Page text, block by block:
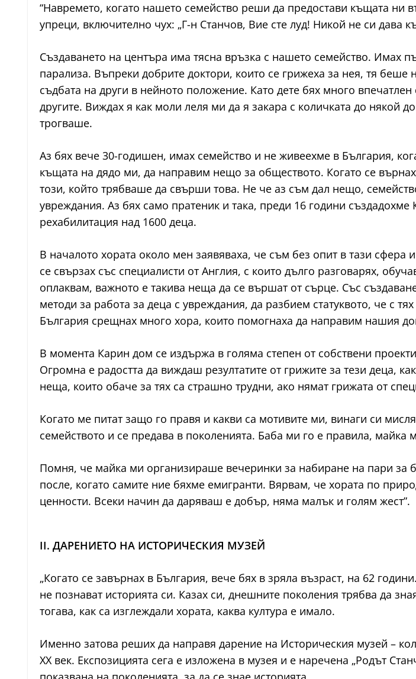
“Навремето, когато нашето семейство реши да предостави къщата ни
упреци, включително чух: „Г-н Станчов, Вие сте луд! Никой не си дава
Създаването на центъра има тясна връзка с нашето семейство. Имах
парализа. Въпреки добрите доктори, които се грижеха за нея, тя
съдбата на други в нейното положение. Като дете бях много
другите. Виждах я как моли леля ми да я закара с количката до
трогваше.
Аз бях вече 30-годишен, имах семейство и не живеехме в България,
къщата на дядо ми, да направим нещо за обществото. Когато се
този, който трябваше да свърши това. Не че аз съм дал нещо,
увреждания. Аз бях само пратеник и така, преди 16 години
рехабилитация над 1600 деца.
В началото хората около мен заявяваха, че съм без опит в тази
се свързах със специалисти от Англия, с които дълго разговарях,
оплаквам, важното е такива неща да се вършат от сърце. Със
методи за работа за деца с увреждания, да разбием статуквото, че с
България срещнах много хора, които помогнаха да направим нашия
В момента Карин дом се издържа в голяма степен от собствени
Огромна е радостта да виждаш резултатите от грижите за тези деца,
неща, които обаче за тях са страшно трудни, ако нямат грижата от
Когато ме питат защо го правя и какви са мотивите ми, винаги си
семейството и се предава в поколенията. Баба ми го е правила, майка
Помня, че майка ми организираше вечеринки за набиране на пари за
после, когато самите ние бяхме емигранти. Вярвам, че хората по
ценности. Всеки начин да даряваш е добър, няма малък и голям жест”.
II. ДАРЕНИЕТО НА ИСТОРИЧЕСКИЯ МУЗЕЙ
„Когато се завърнах в България, вече бях в зряла възраст, на 62
не познават историята си. Казах си, днешните поколения трябва да
тогава, как са изглеждали хората, каква култура е имало.
Именно затова реших да направя дарение на Историческия музей –
XX век. Експозицията сега е изложена в музея и е наречена „Родът